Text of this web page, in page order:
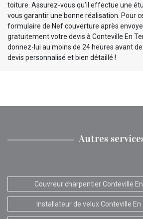
toiture. Assurez-vous qu’il effectue une
vous garantir une bonne réalisation. Pour
formulaire de Nef couverture après
gratuitement votre devis à Conteville En
donnez-lui au moins de 24 heures avant
devis personnalisé et bien détaillé !
Autres
Couvreur charpentier Conteville
Installateur de velux Conteville